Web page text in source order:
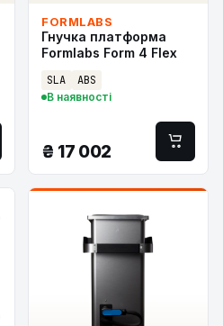
FORMLABS
Гнучка платформа
Formlabs Form 4 Flex
SLA ABS
В наявності
₴ 17 002